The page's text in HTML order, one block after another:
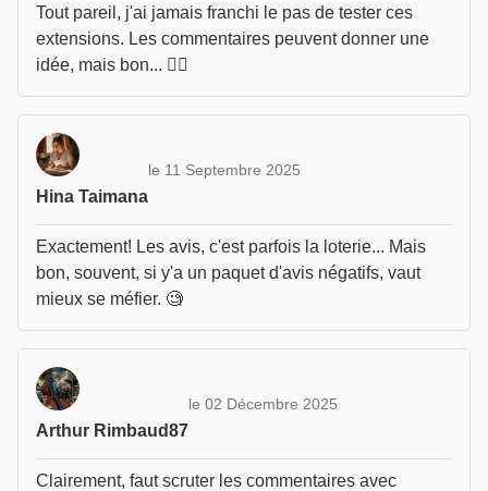
Tout pareil, j'ai jamais franchi le pas de tester ces
extensions. Les commentaires peuvent donner une
idée, mais bon... 🤷‍♂️
Hina Taimana
le 11 Septembre 2025
Exactement! Les avis, c'est parfois la loterie... Mais
bon, souvent, si y'a un paquet d'avis négatifs, vaut
mieux se méfier. 🧐
Arthur Rimbaud87
le 02 Décembre 2025
Clairement, faut scruter les commentaires avec